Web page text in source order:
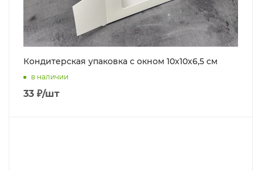
Кондитерская упаковка с окном 10х10х6,5 см
в наличии
33 ₽/шт